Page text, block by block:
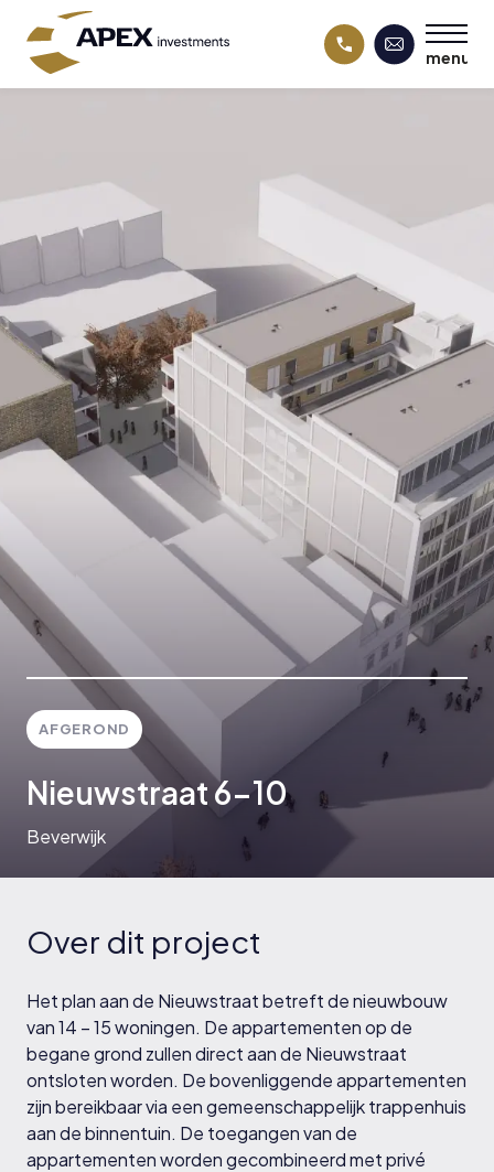
menu
AFGEROND
Nieuwstraat 6-10
Beverwijk
Over dit project
Het plan aan de Nieuwstraat betreft de nieuwbouw
van 14 – 15 woningen. De appartementen op de
begane grond zullen direct aan de Nieuwstraat
ontsloten worden. De bovenliggende appartementen
zijn bereikbaar via een gemeenschappelijk trappenhuis
aan de binnentuin. De toegangen van de
appartementen worden gecombineerd met privé